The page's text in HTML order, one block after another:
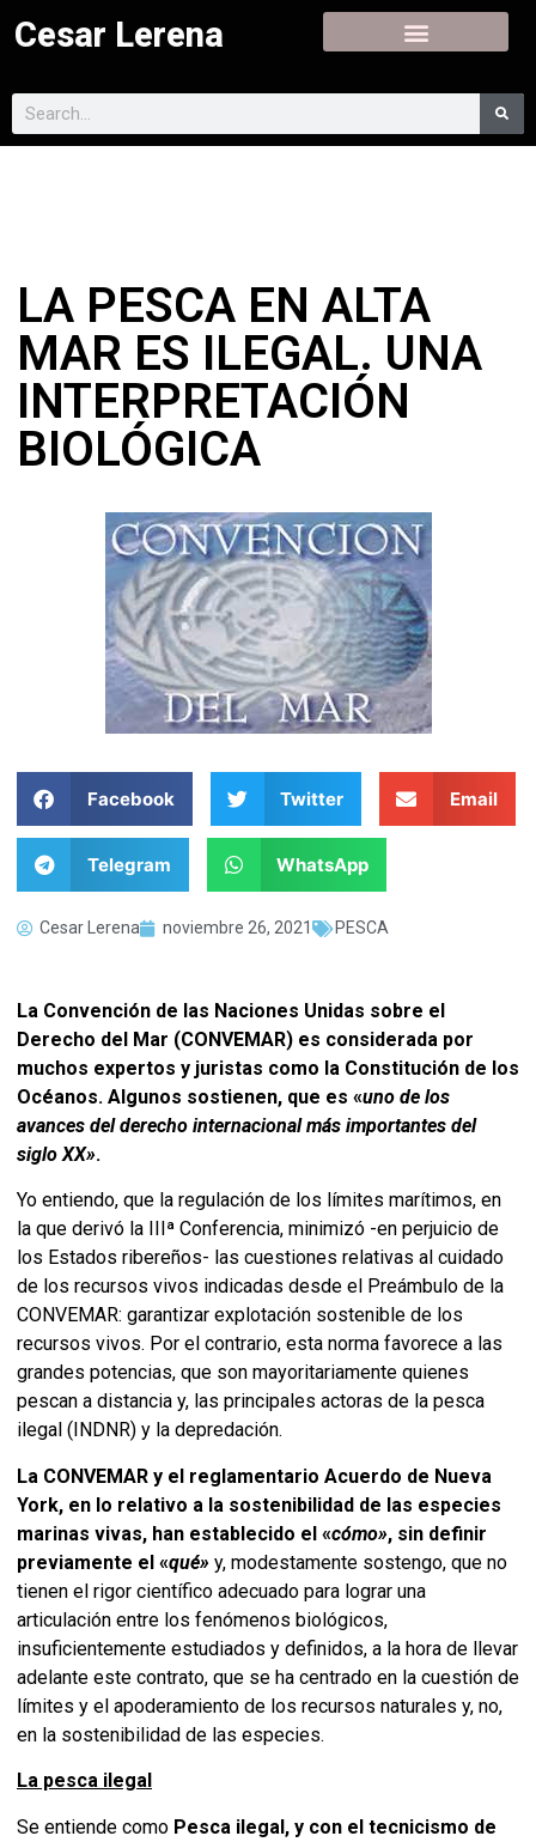
Cesar Lerena
LA PESCA EN ALTA
MAR ES ILEGAL. UNA
INTERPRETACIÓN
BIOLÓGICA
Facebook Twitter Email
Telegram WhatsApp
Cesar Lerena noviembre 26, 2021 PESCA
La Convención de las Naciones Unidas sobre el
Derecho del Mar (CONVEMAR) es considerada por
muchos expertos y juristas como la Constitución de los
Océanos. Algunos sostienen, que es «uno de los
avances del derecho internacional más importantes del
siglo XX».
Yo entiendo, que la regulación de los límites marítimos, en
la que derivó la IIIª Conferencia, minimizó -en perjuicio de
los Estados ribereños- las cuestiones relativas al cuidado
de los recursos vivos indicadas desde el Preámbulo de la
CONVEMAR: garantizar explotación sostenible de los
recursos vivos. Por el contrario, esta norma favorece a las
grandes potencias, que son mayoritariamente quienes
pescan a distancia y, las principales actoras de la pesca
ilegal (INDNR) y la depredación.
La CONVEMAR y el reglamentario Acuerdo de Nueva
York, en lo relativo a la sostenibilidad de las especies
marinas vivas, han establecido el «cómo», sin definir
previamente el «qué» y, modestamente sostengo, que no
tienen el rigor científico adecuado para lograr una
articulación entre los fenómenos biológicos,
insuficientemente estudiados y definidos, a la hora de llevar
adelante este contrato, que se ha centrado en la cuestión de
límites y el apoderamiento de los recursos naturales y, no,
en la sostenibilidad de las especies.
La pesca ilegal
Se entiende como Pesca ilegal, y con el tecnicismo de